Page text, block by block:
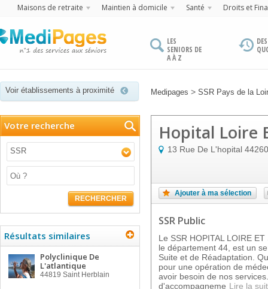
Maisons de retraite Maintien à domicile Santé Droits et
LES
SENIORS DE
A À Z
Voir établissements à proximité Medipages > SSR Pays de la
Votre recherche
SSR
RECHERCHER
Résultats similaires
Polyclinique De
L'atlantique
44819 Saint Herblain
Hopital Loire
13 Rue De L'hopital 44260
Ajouter à ma sélection
SSR Public
Le SSR HOPITAL LOIRE
le département 44, est un
Suite et de Réadaptation.
pour une opération de
avoir besoin de nos
d'accompagneme Lire la